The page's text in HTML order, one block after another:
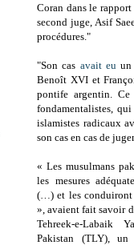
Coran dans le
second juge, Asif
procédures."
"Son cas avait eu un
Benoît XVI et
pontife argentin.
fondamentalistes,
islamistes radicaux
son cas en cas de
« Les musulmans
les mesures
(…) et les
», avaient fait savoir
Tehreek-e-Labaik
Pakistan (TLY),